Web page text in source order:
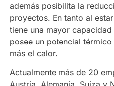
además posibilita la
proyectos. En tanto al
tiene una mayor
posee un potencial
más el calor.
Actualmente más de 20